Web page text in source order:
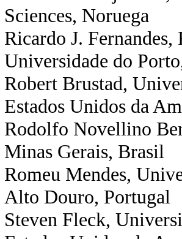
Sciences, Noruega
Ricardo J. Fernandes,
Universidade do
Robert Brustad,
Estados Unidos da
Rodolfo Novellino
Minas Gerais, Brasil
Romeu Mendes,
Alto Douro, Portugal
Steven Fleck,